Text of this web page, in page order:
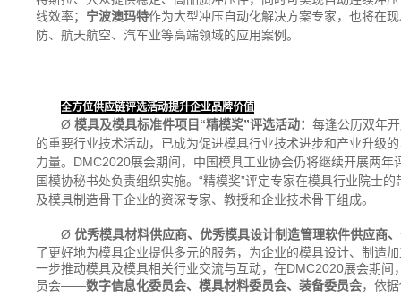
线效率； 宁波澳玛特作为大型冲压自动化解决方案专家，也将在
防、航天航空、汽车业等高端领域的应用案例。
全方位供应链评选活动提升企业品牌价值
Ø模具及模具标准件项目“精模奖”评选活动：每逢公历双年
的重要行业技术活动，已成为促进模具行业技术进步和产业升级
力量。 DMC2020展会期间，中国模具工业协会仍将继续开展两年
国模协秘书处负责组织实施。“精模奖”评定专家在模具行业院士
及模具制造骨干企业的资深专家、教授和企业技术骨干组成。
Ø优秀模具材料供应商、优秀模具设计制造管理软件供应商
了更好地为模具企业提供多元的服务，为企业的模具设计、制造
一步推动模具及模具相关行业交流与互动，在DMC2020展会期
员会——数字信息化委员会、模具材料委员会、装备委员会， 依